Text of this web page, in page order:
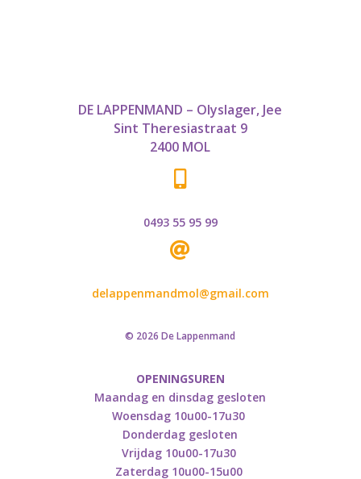
DE LAPPENMAND – Olyslager, Jee
Sint Theresiastraat 9
2400 MOL

0493 55 95 99

delappenmandmol@gmail.com
© 2026 De Lappenmand
OPENINGSUREN
Maandag en dinsdag gesloten
Woensdag 10u00-17u30
Donderdag gesloten
Vrijdag 10u00-17u30
Zaterdag 10u00-15u00